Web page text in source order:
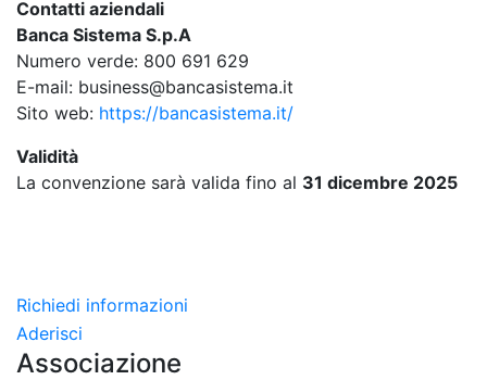
Contatti aziendali
Banca Sistema S.p.A
Numero verde: 800 691 629
E-mail: business@bancasistema.it
Sito web: https://bancasistema.it/
Validità
La convenzione sarà valida fino al 31 dicembre 2025
Richiedi informazioni
Aderisci
Associazione